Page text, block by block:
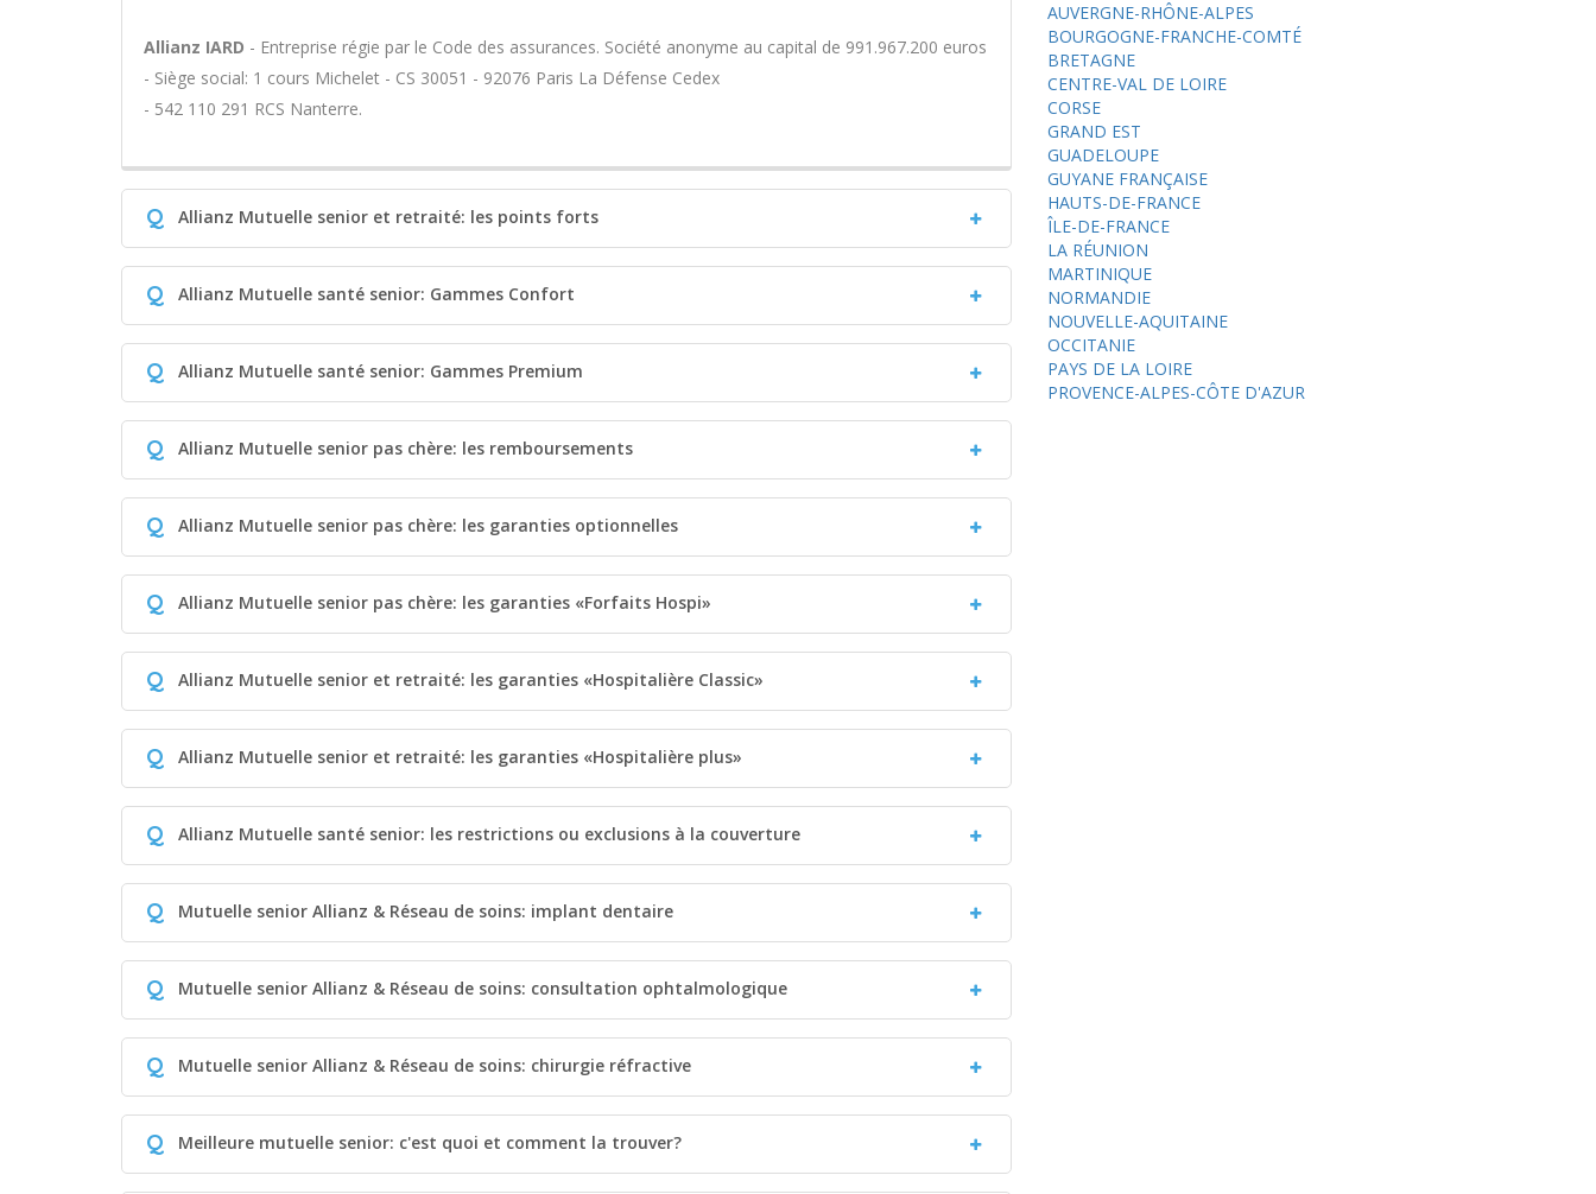
Allianz IARD - Entreprise régie par le Code des assurances. Société anonyme au capital de 991.967.200 euros
- Siège social: 1 cours Michelet - CS 30051 - 92076 Paris La Défense Cedex
- 542 110 291 RCS Nanterre.
Q Allianz Mutuelle senior et retraité: les points forts
Q Allianz Mutuelle santé senior: Gammes Confort
Q Allianz Mutuelle santé senior: Gammes Premium
Q Allianz Mutuelle senior pas chère: les remboursements
Q Allianz Mutuelle senior pas chère: les garanties optionnelles
Q Allianz Mutuelle senior pas chère: les garanties «Forfaits Hospi»
Q Allianz Mutuelle senior et retraité: les garanties «Hospitalière Classic»
Q Allianz Mutuelle senior et retraité: les garanties «Hospitalière plus»
Q Allianz Mutuelle santé senior: les restrictions ou exclusions à la couverture
Q Mutuelle senior Allianz & Réseau de soins: implant dentaire
Q Mutuelle senior Allianz & Réseau de soins: consultation ophtalmologique
Q Mutuelle senior Allianz & Réseau de soins: chirurgie réfractive
Q Meilleure mutuelle senior: c'est quoi et comment la trouver?
AUVERGNE-RHÔNE-ALPES
BOURGOGNE-FRANCHE-COMTÉ
BRETAGNE
CENTRE-VAL DE LOIRE
CORSE
GRAND EST
GUADELOUPE
GUYANE FRANÇAISE
HAUTS-DE-FRANCE
ÎLE-DE-FRANCE
LA RÉUNION
MARTINIQUE
NORMANDIE
NOUVELLE-AQUITAINE
OCCITANIE
PAYS DE LA LOIRE
PROVENCE-ALPES-CÔTE D'AZUR